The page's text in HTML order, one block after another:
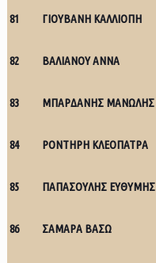
81 ΓΙΟΥΒΑΝΗ ΚΑΛΛΙΟΠΗ
82 ΒΑΛΙΑΝΟΥ ΑΝΝΑ
83 ΜΠΑΡΔΑΝΗΣ ΜΑΝΩΛΗΣ
84 ΡΟΝΤΗΡΗ ΚΛΕΟΠΑΤΡΑ
85 ΠΑΠΑΣΟΥΛΗΣ ΕΥΘΥΜΗΣ
86 ΣΑΜΑΡΑ ΒΑΣΩ